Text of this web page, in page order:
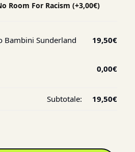
Room For Racism (+3,00€)
Bambini Sunderland
19,50€
0,00€
Subtotale: 19,50€